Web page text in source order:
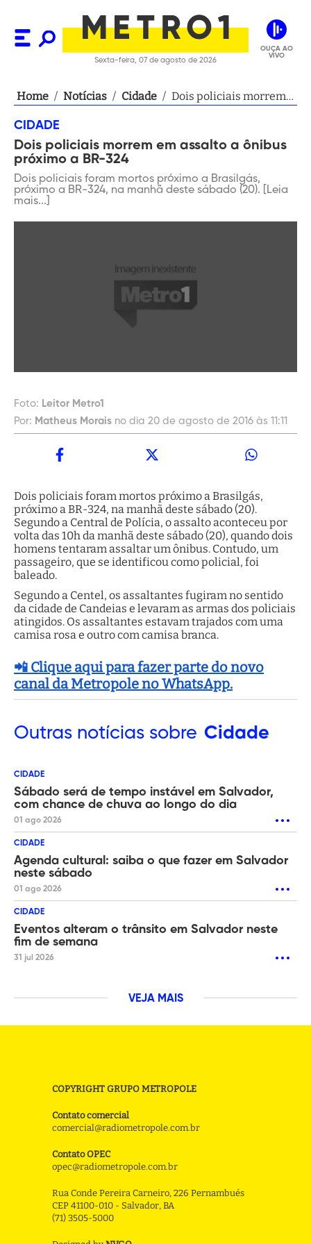
Sexta-feira, 07 de agosto de 2026
OUÇA AO
VIVO
Home / Notícias / Cidade / Dois policiais morrem
CIDADE
Dois policiais morrem em assalto a ônibus
próximo a BR-324
Dois policiais foram mortos próximo a Brasilgás,
próximo a BR-324, na manhã deste sábado (20). [Leia
mais...]
Foto: Leitor Metro1
Por: Matheus Morais no dia 20 de agosto de 2016 às 11:11
Dois policiais foram mortos próximo a Brasilgás,
próximo a BR-324, na manhã deste sábado (20).
Segundo a Central de Polícia, o assalto aconteceu por
volta das 10h da manhã deste sábado (20), quando dois
homens tentaram assaltar um ônibus. Contudo, um
passageiro, que se identificou como policial, foi
baleado.
Segundo a Centel, os assaltantes fugiram no sentido
da cidade de Candeias e levaram as armas dos policiais
atingidos. Os assaltantes estavam trajados com uma
camisa rosa e outro com camisa branca.
📲 Clique aqui para fazer parte do novo
canal da Metropole no WhatsApp.
Outras notícias sobre Cidade
CIDADE
Sábado será de tempo instável em Salvador,
com chance de chuva ao longo do dia
01 ago 2026
CIDADE
Agenda cultural: saiba o que fazer em Salvador
neste sábado
01 ago 2026
CIDADE
Eventos alteram o trânsito em Salvador neste
fim de semana
31 jul 2026
VEJA MAIS
COPYRIGHT GRUPO METROPOLE
Contato comercial
comercial@radiometropole.com.br
Contato OPEC
opec@radiometropole.com.br
Rua Conde Pereira Carneiro, 226 Pernambués
CEP 41100-010 - Salvador, BA
(71) 3505-5000